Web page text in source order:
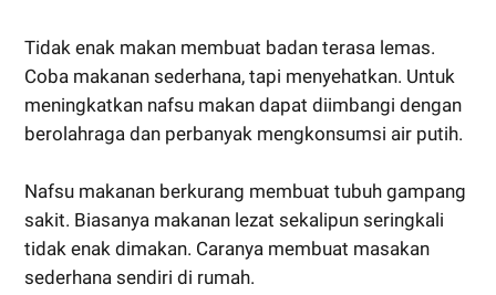
Tidak enak makan membuat badan terasa lemas.
Coba makanan sederhana, tapi menyehatkan. Untuk
meningkatkan nafsu makan dapat diimbangi dengan
berolahraga dan perbanyak mengkonsumsi air putih.
Nafsu makanan berkurang membuat tubuh gampang
sakit. Biasanya makanan lezat sekalipun seringkali
tidak enak dimakan. Caranya membuat masakan
sederhana sendiri di rumah.